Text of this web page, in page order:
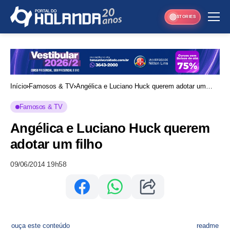
STORIES
Início Famosos & TV Angélica e Luciano Huck querem adotar um
Famosos & TV
Angélica e Luciano Huck querem
adotar um filho
09/06/2014 19h58
ouça este conteúdo readme